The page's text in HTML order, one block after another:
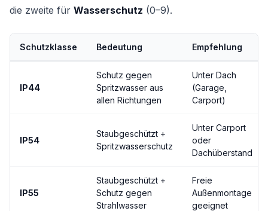
die zweite für Wasserschutz (0–9).
Schutzklasse Bedeutung Empfehlung
IP44
Schutz gegen
Spritzwasser aus
allen Richtungen
Unter Dach
(Garage,
Carport)
IP54
Staubgeschützt +
Spritzwasserschutz
Unter Carport
oder
Dachüberstand
IP55
Staubgeschützt +
Schutz gegen
Strahlwasser
Freie
Außenmontage
geeignet